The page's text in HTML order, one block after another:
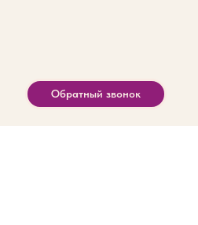
Обратный звонок